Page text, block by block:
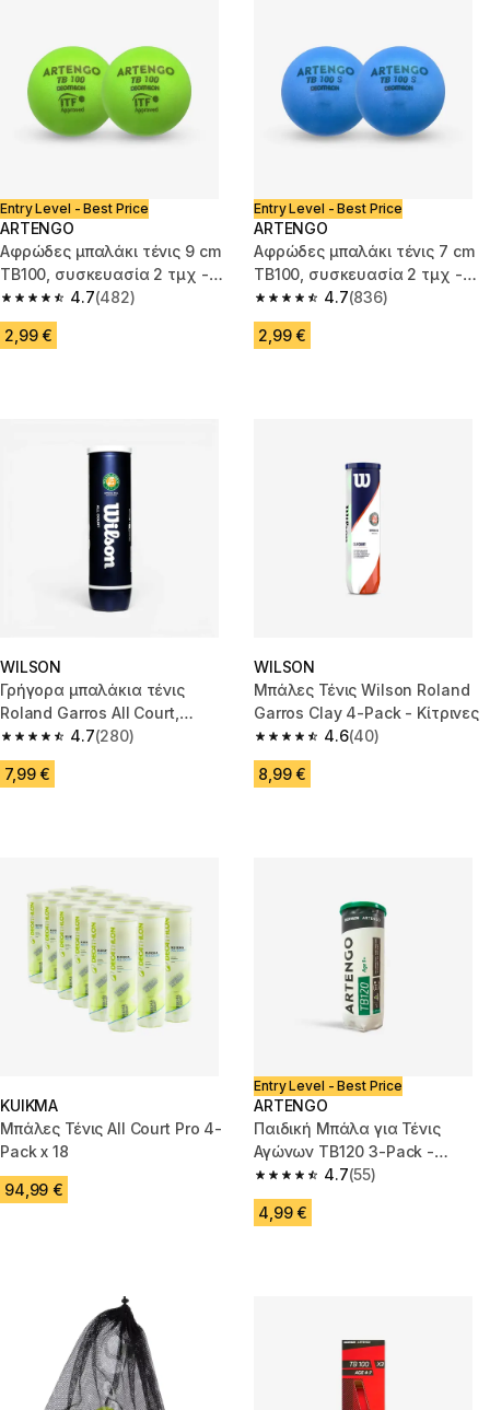
Entry Level - Best Price
ARTENGO
Αφρώδες μπαλάκι τένις 9 cm
TB100, συσκευασία 2 τμχ -
Πράσινο 4.7
4.7 out of 5 stars from 482 reviews
(482)
2,99 €
Entry Level - Best Price
ARTENGO
Αφρώδες μπαλάκι τένις 7 cm
TB100, συσκευασία 2 τμχ -
Μπλε
4.7
4.7 out of 5 stars from 836
(836)
2,99 €
WILSON
Γρήγορα μπαλάκια τένις
Roland Garros All Court,
συσκευασία 4 τμχ - Κίτρινο
4.7
4.7 out of 5 stars from 280 reviews
(280)
7,99 €
WILSON
Μπάλες Τένις Wilson Roland
Garros Clay 4-Pack - Κίτρινες
4.6
4.6 out of 5 stars from 40
(40)
8,99 €
KUIKMA
Μπάλες Τένις All Court Pro 4-
Pack x 18
94,99 €
Entry Level - Best Price
ARTENGO
Παιδική Μπάλα για Τένις
Αγώνων TB120 3-Pack -
Κίτρινες 4.7
4.7 out of 5 stars from 55
(55)
4,99 €